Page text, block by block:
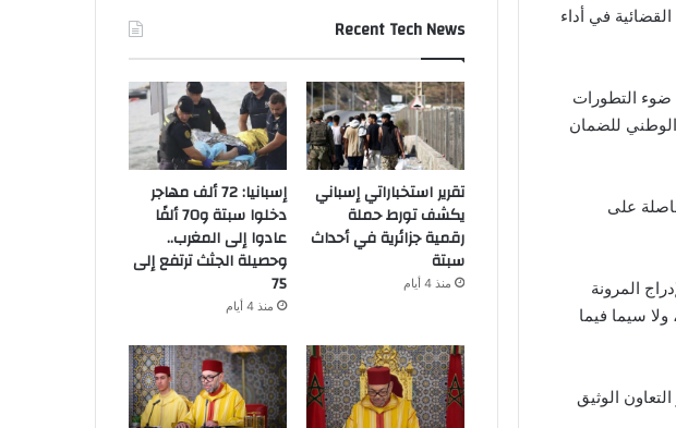
في أداء
ضوء التطورات
للضمان
على
المرونة
سيما فيما
الوثيق
Recent Tech News
تقرير استخباراتي إسباني
يكشف تورط حملة
رقمية جزائرية في أحداث
سبتة
منذ 4 أيام
إسبانيا: 72 ألف مهاجر
دخلوا سبتة و70 ألفًا
عادوا إلى المغرب..
وحصيلة الجثث ترتفع إلى
75
منذ 4 أيام